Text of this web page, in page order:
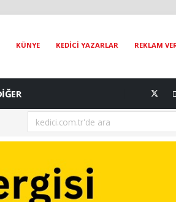
KÜNYE KEDİCİ YAZARLAR REKLAM
[06.08.2026] Van İpekyolu Belediyesi